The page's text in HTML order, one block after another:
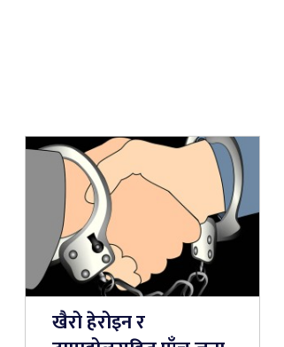
खैरो हेरोइन र